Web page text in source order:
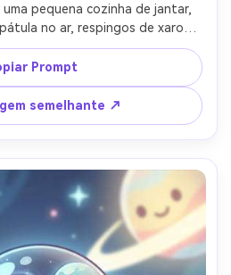
pequena cozinha de jantar,
no ar, respingos de xarope,
contornos limpos grossos,
adereços de fundo simples,
lúdico, desenhos animados de
detalhados, lente de 85mm,
iluminação cinematográfica
AR 4:5
Prompt
semelhante ↗